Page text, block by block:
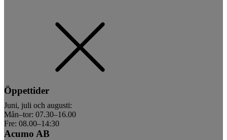
Öppettider
Juni, juli och augusti:
Mån–tor: 07.30–16.00
Fre: 08.00–14:30
Acumo AB